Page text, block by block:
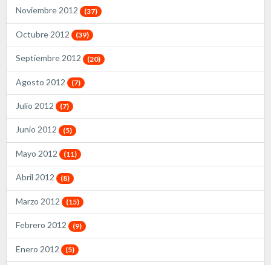
Noviembre 2012 (37)
Octubre 2012 (39)
Septiembre 2012 (20)
Agosto 2012 (7)
Julio 2012 (7)
Junio 2012 (5)
Mayo 2012 (11)
Abril 2012 (8)
Marzo 2012 (15)
Febrero 2012 (9)
Enero 2012 (5)